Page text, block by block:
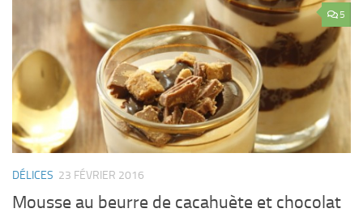
5
DÉLICES 23 FÉVRIER 2016
Mousse au beurre de cacahuète et chocolat